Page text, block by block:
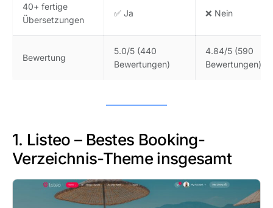
40+ fertige
Übersetzungen
✅ Ja ❌ Nein
Bewertung
5.0/5 (440
Bewertungen)
4.84/5 (590
Bewertungen)
1. Listeo – Bestes Booking-
Verzeichnis-Theme insgesamt